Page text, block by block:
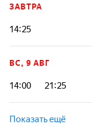
ЗАВТРА
14:25
ВС, 9 АВГ
14:00 21:25
Показать ещё